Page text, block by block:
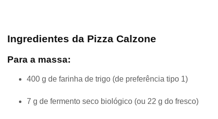
Ingredientes da Pizza Calzone
Para a massa:
400 g de farinha de trigo (de preferência tipo 1)
7 g de fermento seco biológico (ou 22 g do fresco)